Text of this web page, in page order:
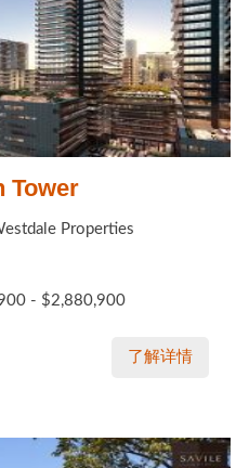
Tower
Properties
- $2,880,900
了解详情